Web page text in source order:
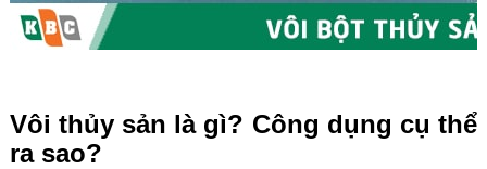
Vôi thủy sản là gì? Công dụng cụ thể
ra sao?